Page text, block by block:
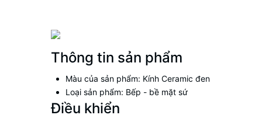
Thông tin sản phẩm
Màu của sản phẩm: Kính Ceramic đen
Loại sản phẩm: Bếp - bề mặt sứ
Điều khiển